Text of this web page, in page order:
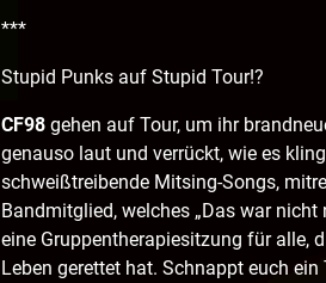
***
Stupid Punks auf Stupid Tour!?
CF98gehen auf Tour, um ihr
genauso laut und verrückt, wie es
schweißtreibende Mitsing-Songs,
Bandmitglied, welches „Das war nicht
eine Gruppentherapiesitzung für alle,
Leben gerettet hat. Schnappt euch